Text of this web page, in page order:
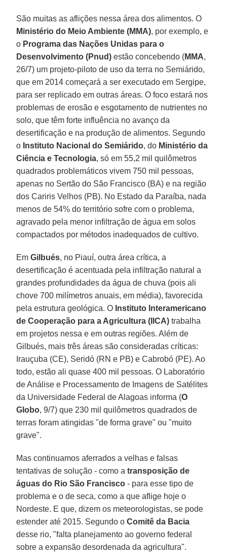
São muitas as aflições nessa área dos alimentos. O
Ministério do Meio Ambiente (MMA), por exemplo, e
o Programa das Nações Unidas para o
Desenvolvimento (Pnud) estão concebendo (MMA,
26/7) um projeto-piloto de uso da terra no Semiárido,
que em 2014 começará a ser executado em Sergipe,
para ser replicado em outras áreas. O foco estará nos
problemas de erosão e esgotamento de nutrientes no
solo, que têm forte influência no avanço da
desertificação e na produção de alimentos. Segundo
o Instituto Nacional do Semiárido, do Ministério da
Ciência e Tecnologia, só em 55,2 mil quilômetros
quadrados problemáticos vivem 750 mil pessoas,
apenas no Sertão do São Francisco (BA) e na região
dos Cariris Velhos (PB). No Estado da Paraíba, nada
menos de 54% do território sofre com o problema,
agravado pela menor infiltração de água em solos
compactados por métodos inadequados de cultivo.
EmGilbués, no Piauí, outra área crítica, a
desertificação é acentuada pela infiltração natural a
grandes profundidades da água de chuva (pois ali
chove 700 milímetros anuais, em média), favorecida
pela estrutura geológica. O Instituto Interamericano
de Cooperação para a Agricultura (IICA) trabalha
em projetos nessa e em outras regiões. Além de
Gilbués, mais três áreas são consideradas críticas:
Irauçuba (CE), Seridó (RN e PB) e Cabrobó (PE). Ao
todo, estão ali quase 400 mil pessoas. O Laboratório
de Análise e Processamento de Imagens de Satélites
da Universidade Federal de Alagoas informa (O
Globo, 9/7) que 230 mil quilômetros quadrados de
terras foram atingidas "de forma grave" ou "muito
grave".
Mas continuamos aferrados a velhas e falsas
tentativas de solução - como atransposição de
águas do Rio São Francisco - para esse tipo de
problema e o de seca, como a que aflige hoje o
Nordeste. E que, dizem os meteorologistas, se pode
estender até 2015. Segundo o Comitê da Bacia
desse rio, "falta planejamento ao governo federal
sobre a expansão desordenada da agricultura".